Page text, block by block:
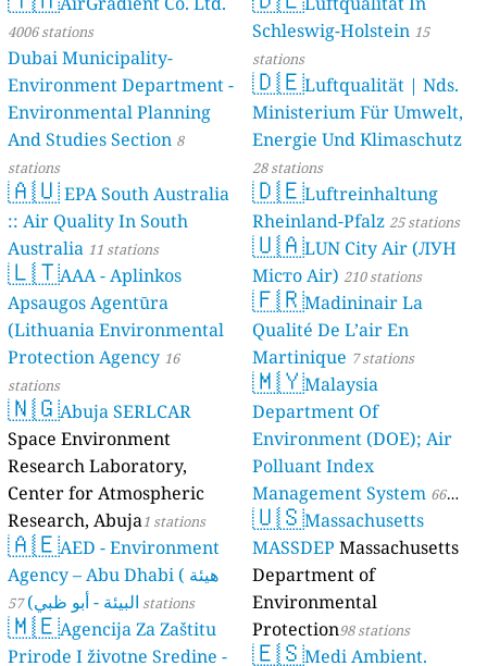
4006 stations
Dubai Municipality-
Environment Department -
Environmental Planning
And Studies Section 8
stations
🇦🇺EPA South Australia
:: Air Quality In South
Australia 11 stations
🇱🇹AAA - Aplinkos
Apsaugos Agentūra
(Lithuania Environmental
Protection Agency 16
stations
🇳🇬Abuja SERLCAR
Space Environment
Research Laboratory,
Center for Atmospheric
Research, Abuja1 stations
🇦🇪AED - Environment
Agency – Abu Dhabi ( هيئة
البيئة - أبو ظبي) 57 stations
🇲🇪Agencija Za Zaštitu
Prirode I životne Sredine -
Schleswig-Holstein 15
stations
🇩🇪Luftqualität | Nds.
Ministerium Für Umwelt,
Energie Und Klimaschutz
28 stations
🇩🇪Luftreinhaltung
Rheinland-Pfalz 25 stations
🇺🇦LUN City Air (ЛУН
Місто Air) 210 stations
🇫🇷Madininair La
Qualité De L’air En
Martinique 7 stations
🇲🇾Malaysia
Department Of
Environment (DOE); Air
Polluant Index
Management System 66
stations
🇺🇸Massachusetts
MASSDEP Massachusetts
Department of
Environmental
Protection98 stations
🇪🇸Medi Ambient.